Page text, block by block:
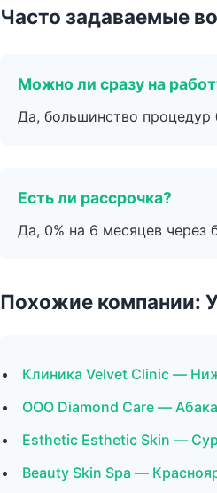
Часто задаваемые
Можно ли сразу на
Да, большинство
Есть ли рассрочка?
Да, 0% на 6 месяцев через
Похожие компании:
Клиника Velvet Clinic —
ООО Diamond Care —
Esthetic Esthetic Skin —
Beauty Skin Spa —